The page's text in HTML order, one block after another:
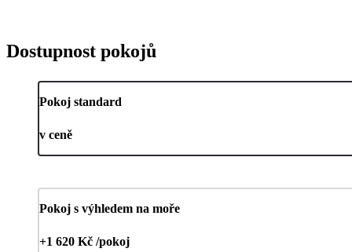
Dostupnost pokojů
Pokoj standard
v ceně
Pokoj s výhledem na moře
+1 620 Kč /pokoj